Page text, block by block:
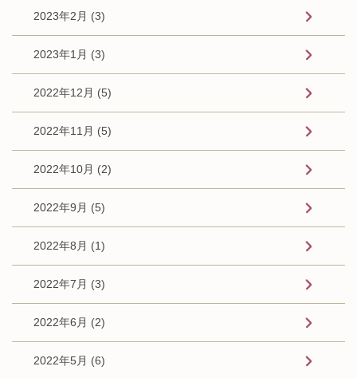
2023年2月 (3)
2023年1月 (3)
2022年12月 (5)
2022年11月 (5)
2022年10月 (2)
2022年9月 (5)
2022年8月 (1)
2022年7月 (3)
2022年6月 (2)
2022年5月 (6)